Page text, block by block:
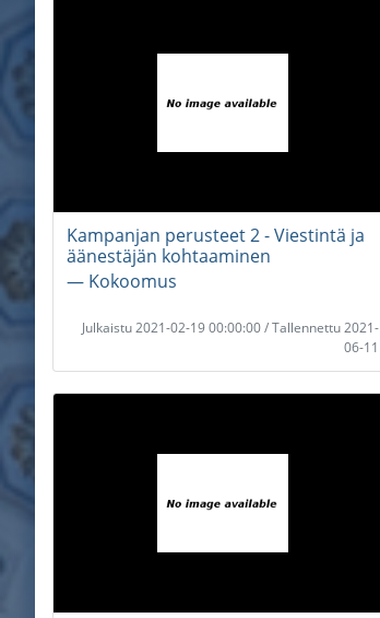
Kampanjan perusteet 2 - Viestintä ja
äänestäjän kohtaaminen
― Kokoomus
Julkaistu 2021-02-19 00:00:00 / Tallennettu 2021-
06-11